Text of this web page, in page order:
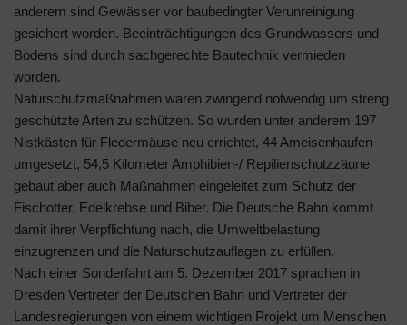
anderem sind Gewässer vor baubedingter Verunreinigung
gesichert worden. Beeinträchtigungen des Grundwassers und
Bodens sind durch sachgerechte Bautechnik vermieden
worden.
Naturschutzmaßnahmen waren zwingend notwendig um streng
geschützte Arten zu schützen. So wurden unter anderem 197
Nistkästen für Fledermäuse neu errichtet, 44 Ameisenhaufen
umgesetzt, 54,5 Kilometer Amphibien-/ Repilienschutzzäune
gebaut aber auch Maßnahmen eingeleitet zum Schutz der
Fischotter, Edelkrebse und Biber. Die Deutsche Bahn kommt
damit ihrer Verpflichtung nach, die Umweltbelastung
einzugrenzen und die Naturschutzauflagen zu erfüllen.
Nach einer Sonderfahrt am 5. Dezember 2017 sprachen in
Dresden Vertreter der Deutschen Bahn und Vertreter der
Landesregierungen von einem wichtigen Projekt um Menschen